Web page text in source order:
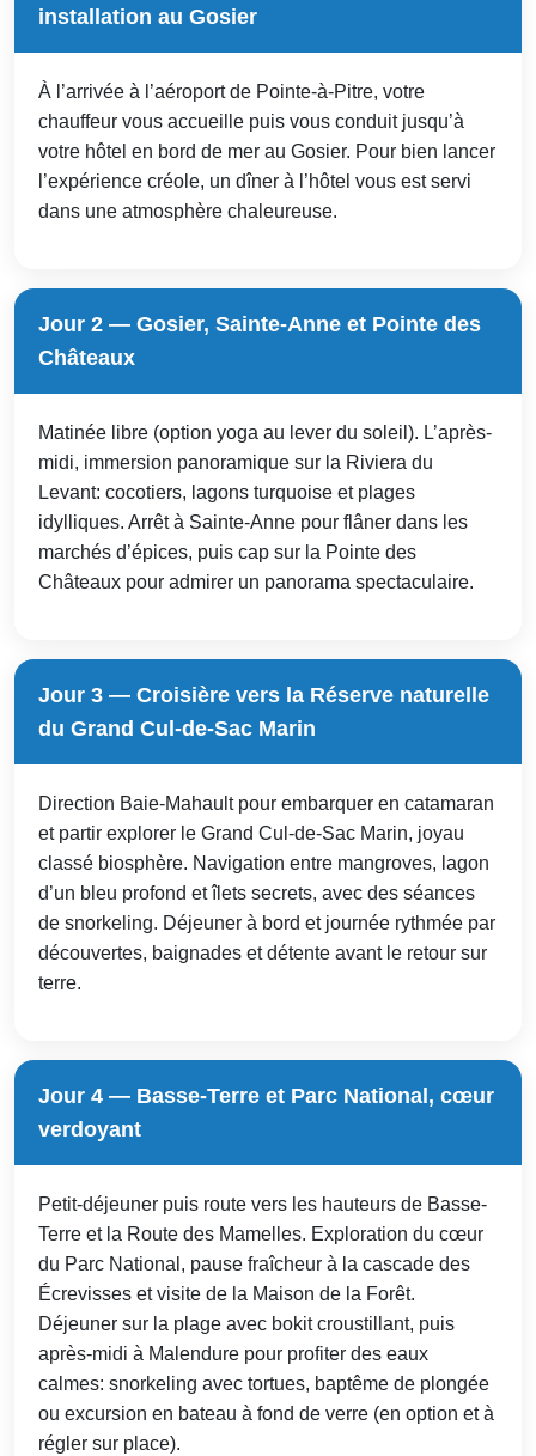
installation au Gosier
À l’arrivée à l’aéroport de Pointe-à-Pitre, votre
chauffeur vous accueille puis vous conduit jusqu’à
votre hôtel en bord de mer au Gosier. Pour bien lancer
l’expérience créole, un dîner à l’hôtel vous est servi
dans une atmosphère chaleureuse.
Jour 2 — Gosier, Sainte-Anne et Pointe des
Châteaux
Matinée libre (option yoga au lever du soleil). L’après-
midi, immersion panoramique sur la Riviera du
Levant: cocotiers, lagons turquoise et plages
idylliques. Arrêt à Sainte-Anne pour flâner dans les
marchés d’épices, puis cap sur la Pointe des
Châteaux pour admirer un panorama spectaculaire.
Jour 3 — Croisière vers la Réserve naturelle
du Grand Cul-de-Sac Marin
Direction Baie-Mahault pour embarquer en catamaran
et partir explorer le Grand Cul-de-Sac Marin, joyau
classé biosphère. Navigation entre mangroves, lagon
d’un bleu profond et îlets secrets, avec des séances
de snorkeling. Déjeuner à bord et journée rythmée par
découvertes, baignades et détente avant le retour sur
terre.
Jour 4 — Basse-Terre et Parc National, cœur
verdoyant
Petit-déjeuner puis route vers les hauteurs de Basse-
Terre et la Route des Mamelles. Exploration du cœur
du Parc National, pause fraîcheur à la cascade des
Écrevisses et visite de la Maison de la Forêt.
Déjeuner sur la plage avec bokit croustillant, puis
après-midi à Malendure pour profiter des eaux
calmes: snorkeling avec tortues, baptême de plongée
ou excursion en bateau à fond de verre (en option et à
régler sur place).